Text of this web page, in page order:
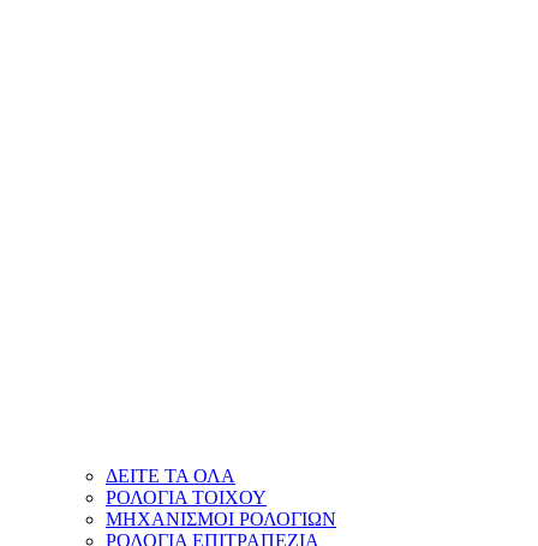
ΔΕΙΤΕ ΤΑ ΟΛΑ
ΡΟΛΟΓΙΑ ΤΟΙΧΟΥ
ΜΗΧΑΝΙΣΜΟΙ ΡΟΛΟΓΙΩΝ
ΡΟΛΟΓΙΑ ΕΠΙΤΡΑΠΕΖΙΑ